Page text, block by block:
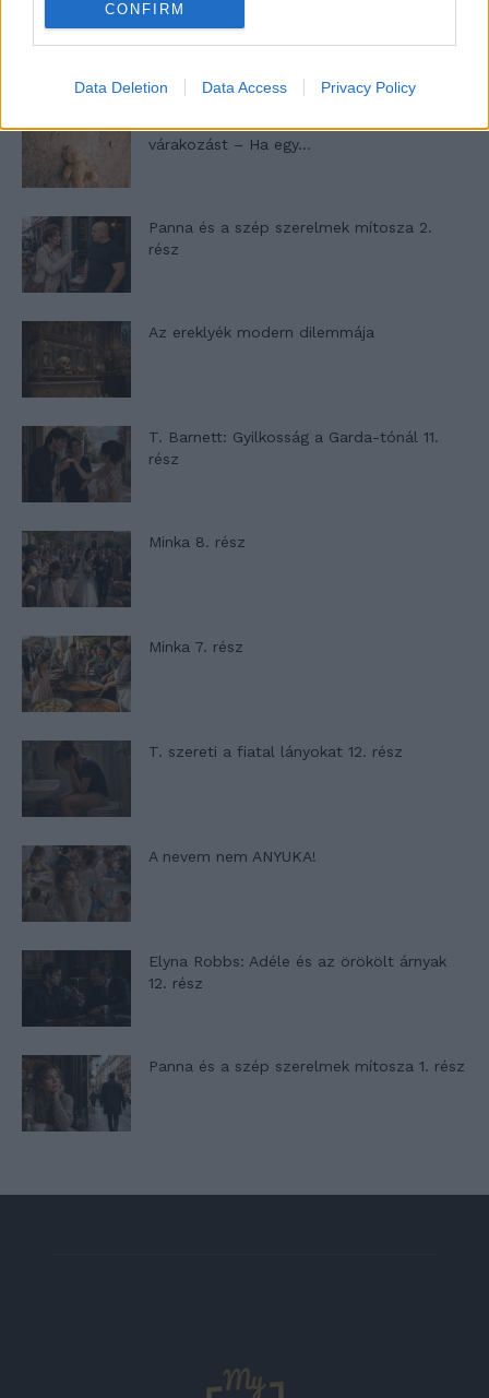
CONFIRM
Data Deletion Data Access Privacy Policy
Egy ház, amely a tengerre és a fényre
várakozást – Ha egy...
Panna és a szép szerelmek mítosza 2.
rész
Az ereklyék modern dilemmája
T. Barnett: Gyilkosság a Garda-tónál 11.
rész
Minka 8. rész
Minka 7. rész
T. szereti a fiatal lányokat 12. rész
A nevem nem ANYUKA!
Elyna Robbs: Adéle és az örökölt árnyak
12. rész
Panna és a szép szerelmek mítosza 1. rész